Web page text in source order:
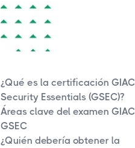
¿Qué es la certificación GIAC
Security Essentials (GSEC)?
Áreas clave del examen GIAC
GSEC
¿Quién debería obtener la